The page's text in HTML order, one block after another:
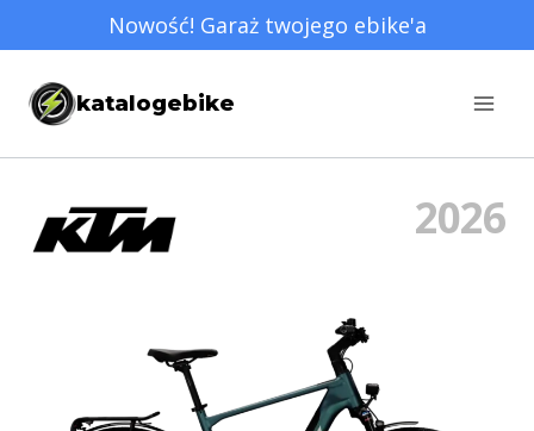
do
treści
Nowość! Garaż twojego ebike'a
katalogebike
2026